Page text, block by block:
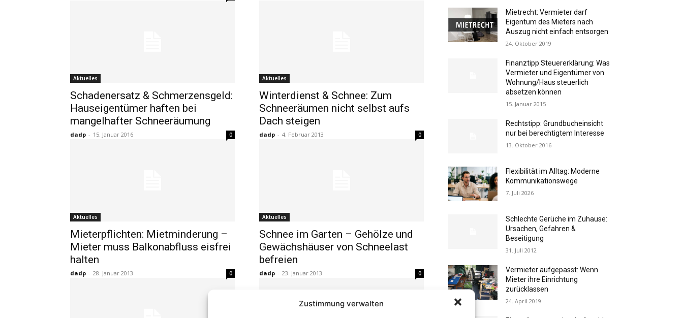
Zustimmung verwalten
Aktuelles
Schadenersatz & Schmerzensgeld:
Hauseigentümer haften bei
mangelhafter Schneeräumung
dadp - 15. Januar 2016 0
Aktuelles
Winterdienst & Schnee: Zum
Schneeräumen nicht selbst aufs
Dach steigen
dadp - 4. Februar 2013 0
Aktuelles
Mieterpflichten: Mietminderung –
Mieter muss Balkonabfluss eisfrei
halten
dadp - 28. Januar 2013 0
Aktuelles
Schnee im Garten – Gehölze und
Gewächshäuser von Schneelast
befreien
dadp - 23. Januar 2013 0
Mietrecht: Vermieter darf
Eigentum des Mieters nach
Auszug nicht einfach entsorgen
24. Oktober 2019
Finanztipp Steuererklärung: Was
Vermieter und Eigentümer von
Wohnung/Haus steuerlich
absetzen können
15. Januar 2015
Rechtstipp: Grundbucheinsicht
nur bei berechtigtem Interesse
13. Oktober 2016
Flexibilität im Alltag: Moderne
Kommunikationswege
7. Juli 2026
Schlechte Gerüche im Zuhause:
Ursachen, Gefahren &
Beseitigung
31. Juli 2012
Vermieter aufgepasst: Wenn
Mieter ihre Einrichtung
zurücklassen
24. April 2019